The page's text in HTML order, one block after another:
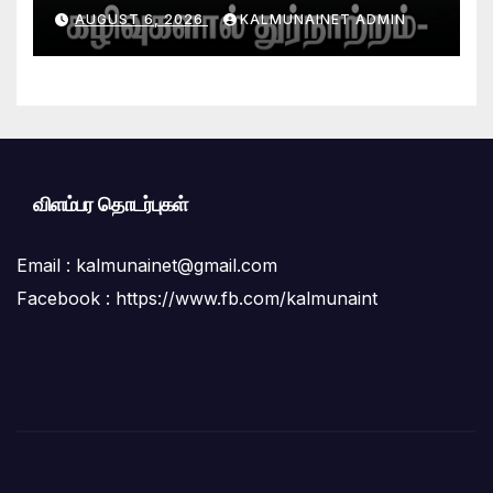
கழிவுகளால் துர்நாற்றம்- பாதசாரிகள்,
பொதுமக்கள் பெரும் அவதி ;மாநகர
சபை மற்றும் சுகாதாரப் பிரிவினர் மீது
AUGUST 6, 2026 KALMUNAINET ADMIN
விளம்பர தொடர்புகள்
Email : kalmunainet@gmail.com
Facebook : https://www.fb.com/kalmunaint